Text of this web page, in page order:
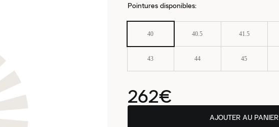
Pointures disponibles:
40 40.5 41.5
43 44 45
262€
AJOUTER AU PANIER